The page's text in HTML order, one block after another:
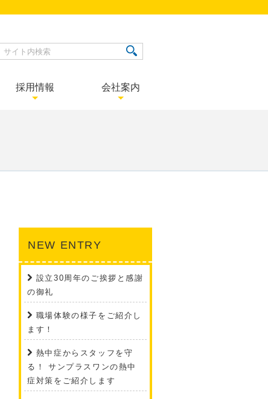
採用情報 会社案内
NEW ENTRY
設立30周年のご挨拶と感謝
の御礼
職場体験の様子をご紹介し
ます！
熱中症からスタッフを守
る！ サンプラスワンの熱中
症対策をご紹介します